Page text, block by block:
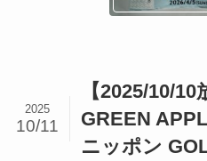
【2025/10/
GREEN
ニッポン
2025
10/11